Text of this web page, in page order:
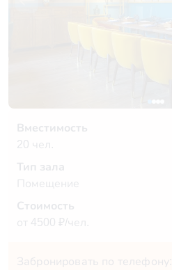
Вместимость
20 чел.
Тип зала
Помещение
Стоимость
от 4500 ₽/чел.
Забронировать по телефону: